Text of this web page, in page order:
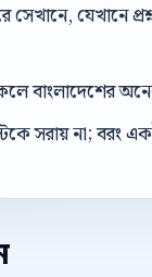
যেখানে
বাংলাদেশের
সরায় না; বরং